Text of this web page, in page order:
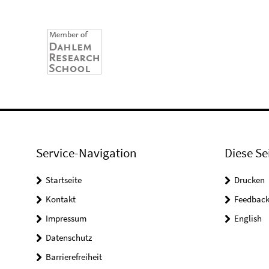
Service-Navigation
Startseite
Kontakt
Impressum
Datenschutz
Barrierefreiheit
Diese
Drucken
Feedback
English